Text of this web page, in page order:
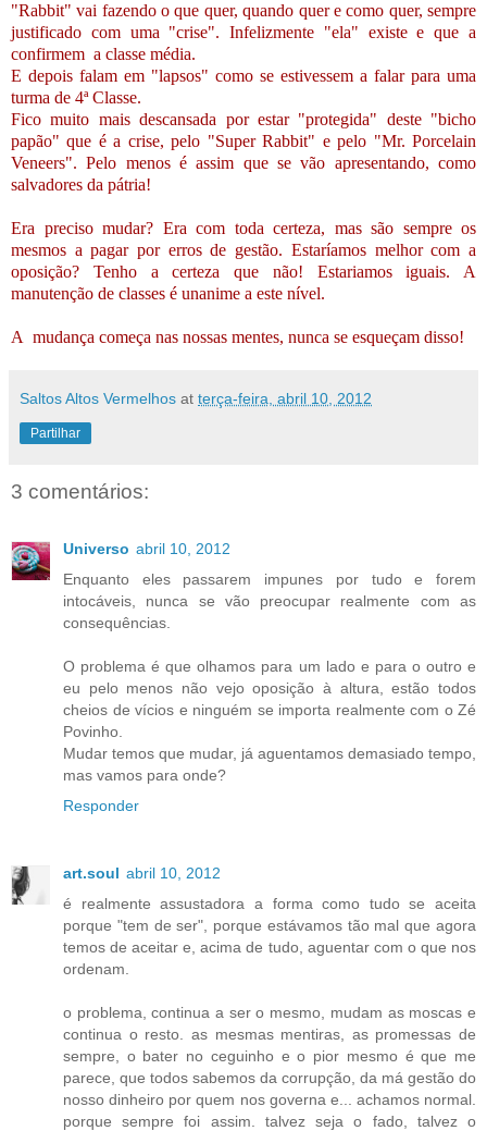
"Rabbit" vai fazendo o que quer, quando quer e como quer, sempre
justificado com uma "crise". Infelizmente "ela" existe e que a
confirmem a classe média.
E depois falam em "lapsos" como se estivessem a falar para uma
turma de 4ª Classe.
Fico muito mais descansada por estar "protegida" deste "bicho
papão" que é a crise, pelo "Super Rabbit" e pelo "Mr. Porcelain
Veneers". Pelo menos é assim que se vão apresentando, como
salvadores da pátria!
Era preciso mudar? Era com toda certeza, mas são sempre os
mesmos a pagar por erros de gestão. Estaríamos melhor com a
oposição? Tenho a certeza que não! Estariamos iguais. A
manutenção de classes é unanime a este nível.
A mudança começa nas nossas mentes, nunca se esqueçam disso!
Saltos Altos Vermelhos at terça-feira, abril 10, 2012
Partilhar
3 comentários:
Universo abril 10, 2012
Enquanto eles passarem impunes por tudo e forem
intocáveis, nunca se vão preocupar realmente com as
consequências.
O problema é que olhamos para um lado e para o outro e
eu pelo menos não vejo oposição à altura, estão todos
cheios de vícios e ninguém se importa realmente com o Zé
Povinho.
Mudar temos que mudar, já aguentamos demasiado tempo,
mas vamos para onde?
Responder
art.soul abril 10, 2012
é realmente assustadora a forma como tudo se aceita
porque "tem de ser", porque estávamos tão mal que agora
temos de aceitar e, acima de tudo, aguentar com o que nos
ordenam.
o problema, continua a ser o mesmo, mudam as moscas e
continua o resto. as mesmas mentiras, as promessas de
sempre, o bater no ceguinho e o pior mesmo é que me
parece, que todos sabemos da corrupção, da má gestão do
nosso dinheiro por quem nos governa e... achamos normal.
porque sempre foi assim. talvez seja o fado, talvez o